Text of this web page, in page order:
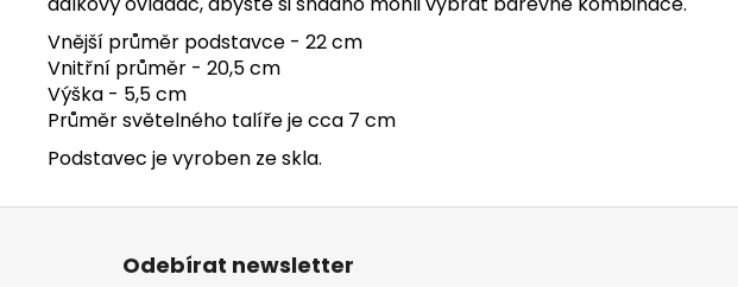
Vnější průměr podstavce - 22 cm
Vnitřní průměr - 20,5 cm
Výška - 5,5 cm
Průměr světelného talíře je cca 7 cm
Podstavec je vyroben ze skla.
Z
Odebírat newsletter